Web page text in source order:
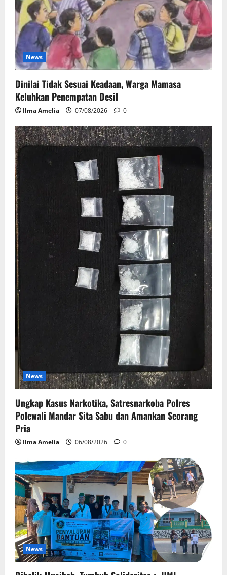
News
Dinilai Tidak Sesuai Keadaan, Warga Mamasa
Keluhkan Penempatan Desil
Ilma Amelia 07/08/2026 0
News
Ungkap Kasus Narkotika, Satresnarkoba Polres
Polewali Mandar Sita Sabu dan Amankan Seorang
Pria
Ilma Amelia 06/08/2026 0
News